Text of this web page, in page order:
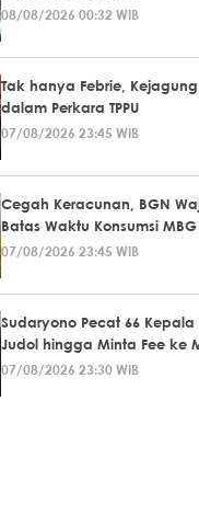
08/08/2026 00:32 WIB
Tak hanya Febrie,
dalam Perkara TPPU
07/08/2026 23:45 WIB
Cegah Keracunan, BGN
Batas Waktu Konsumsi MBG
07/08/2026 23:45 WIB
Sudaryono Pecat 66 Kepala
Judol hingga Minta Fee ke
07/08/2026 23:30 WIB